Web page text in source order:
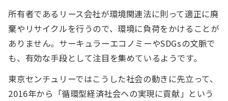
所有者であるリース会社が環境関連法に則って適正に廃
棄やリサイクルを行うので、環境に負荷をかけることが
ありません。サーキュラーエコノミーやSDGsの文脈で
も、有効な手段として注目を集めているようです。
東京センチュリーではこうした社会の動きに先立って、
2016年から「循環型経済社会への実現に貢献」という